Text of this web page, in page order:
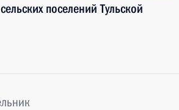
поселений Тульской